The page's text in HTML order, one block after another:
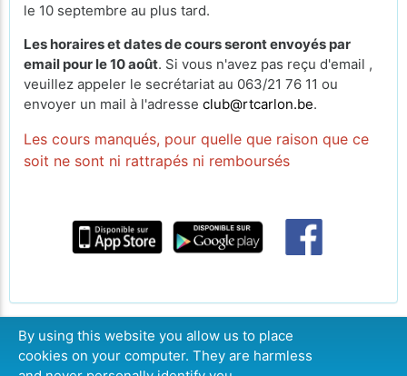
le 10 septembre au plus tard.
Les horaires et dates de cours seront envoyés par
email pour le 10 août. Si vous n'avez pas reçu d'email ,
veuillez appeler le secrétariat au 063/21 76 11 ou
envoyer un mail à l'adresse club@rtcarlon.be.
Les cours manqués, pour quelle que raison que ce
soit ne sont ni rattrapés ni remboursés
CONTINUER
By using this website you allow us to place
cookies on your computer. They are harmless